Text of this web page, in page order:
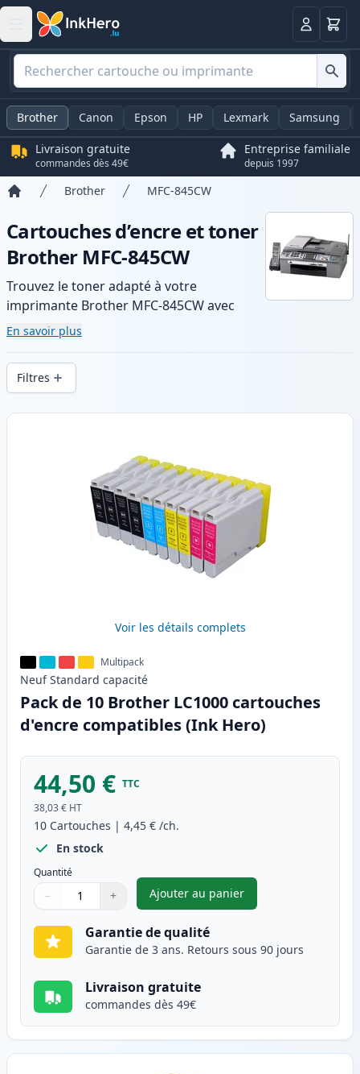
Panier
Brother Canon Epson HP Lexmark Samsung
Livraison gratuite
commandes dès 49€
Entreprise familiale
depuis 1997
Brother MFC-845CW
Cartouches d’encre et toner
Brother MFC-845CW
Trouvez le toner adapté à votre
imprimante Brother MFC-845CW avec
notre gamme de cartouches compatibles
et haute capacité. Profitez d’une qualité
d’impression constante et d’une livraison
rapide depuis un stock local en .
En savoir plus
Filtres
Produits
Voir les détails complets
Multipack
Neuf Standard capacité
Pack de 10 Brother LC1000 cartouches
d'encre compatibles (Ink Hero)
44,50 € TTC
38,03 € HT
10 Cartouches | 4,45 € /ch.
En stock
Quantité
Quantité
Utilisez les boutons pour ajuster
− +
Quantité
Ajouter au panier
,Pack de 10 Brother LC1000
Garantie de qualité
Garantie de 3 ans. Retours sous 90 jours
Livraison gratuite
commandes dès 49€